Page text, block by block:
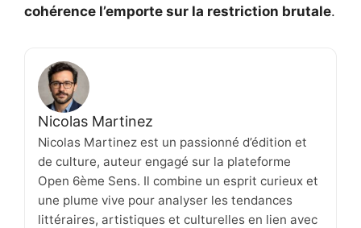
cohérence l’emporte sur la restriction brutale.
Nicolas Martinez
Nicolas Martinez est un passionné d’édition et
de culture, auteur engagé sur la plateforme
Open 6ème Sens. Il combine un esprit curieux et
une plume vive pour analyser les tendances
littéraires, artistiques et culturelles en lien avec